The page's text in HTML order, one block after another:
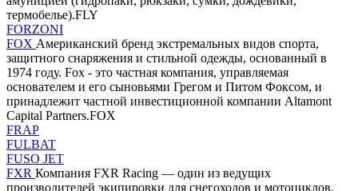
термобелье).FLY
FORZONI
FOX Американский бренд экстремальных видов спорта,
защитного снаряжения и стильной одежды, основанный в
1974 году. Fox - это частная компания, управляемая
основателем и его сыновьями Грегом и Питом Фоксом, и
принадлежит частной инвестиционной компании Altamont
Capital Partners.FOX
FRAP
FULBAT
FUSO JET
FXR Компания FXR Racing — один из ведущих
производителей экипировки для снегоходов и мотоциклов.